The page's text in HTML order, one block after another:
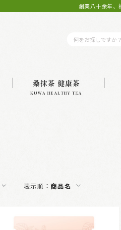
創業八十余年、
桑抹茶 健康茶
KUWA HEALTHY TEA
表示順：商品名